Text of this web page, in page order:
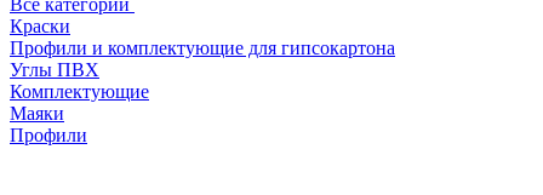
Все категории
Краски
Профили и комплектующие для гипсокартона
Углы ПВХ
Комплектующие
Маяки
Профили